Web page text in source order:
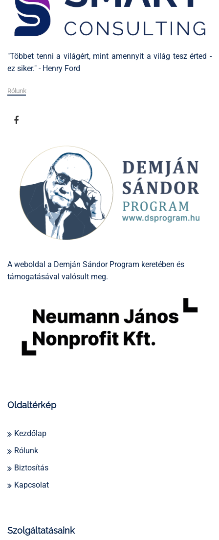
"Többet tenni a világért, mint amennyit a világ tesz érted -
ez siker." - Henry Ford
Rólunk
A weboldal a Demján Sándor Program keretében és
támogatásával valósult meg.
Oldaltérkép
Kezdőlap
Rólunk
Biztosítás
Kapcsolat
Szolgáltatásaink